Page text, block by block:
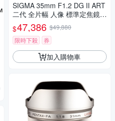
SIGMA 35mm F1.2 DG II ART
二代 全片幅 人像 標準定焦鏡頭
For SONY E-mount (公司貨)
$47,386 $49,880
限時下殺
券
加入購物車